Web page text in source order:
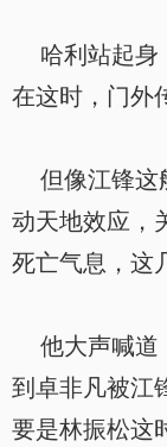
哈利站起身
在这时，门外
但像江锋这
动天地效应，
死亡气息，这
他大声喊道
到卓非凡被江
要是林振松这